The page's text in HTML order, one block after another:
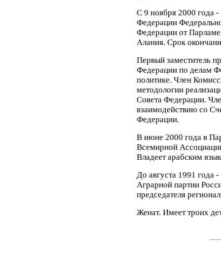
С 9 ноября 2000 года -
Федерации
Федерации от
Алания. Срок
Первый заместитель
Федерации по делам
политике. Член
методологии
Совета Федерации.
взаимодействию со
Федерации.
В июне 2000 года в
Всемирной
Владеет арабским
До августа 1991 года
Аграрной партии
председателя
Женат. Имеет троих